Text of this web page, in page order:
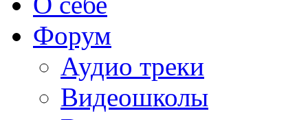
Форум
Аудио треки
Видеошколы